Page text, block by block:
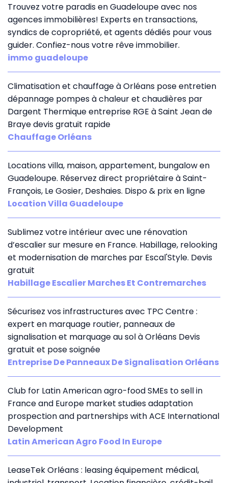
Trouvez votre paradis en Guadeloupe avec nos
agences immobilières! Experts en transactions,
syndics de copropriété, et agents dédiés pour vous
guider. Confiez-nous votre rêve immobilier.
immo guadeloupe
Climatisation et chauffage à Orléans pose entretien
dépannage pompes à chaleur et chaudières par
Dargent Thermique entreprise RGE à Saint Jean de
Braye devis gratuit rapide
Chauffage Orléans
Locations villa, maison, appartement, bungalow en
Guadeloupe. Réservez direct propriétaire à Saint-
François, Le Gosier, Deshaies. Dispo & prix en ligne
Location Villa Guadeloupe
Sublimez votre intérieur avec une rénovation
d’escalier sur mesure en France. Habillage, relooking
et modernisation de marches par Escal'Style. Devis
gratuit
Habillage Escalier Marches Et Contremarches
Sécurisez vos infrastructures avec TPC Centre :
expert en marquage routier, panneaux de
signalisation et marquage au sol à Orléans Devis
gratuit et pose soignée
Entreprise De Panneaux De Signalisation Orléans
Club for Latin American agro-food SMEs to sell in
France and Europe market studies adaptation
prospection and partnerships with ACE International
Development
Latin American Agro Food In Europe
LeaseTek Orléans : leasing équipement médical,